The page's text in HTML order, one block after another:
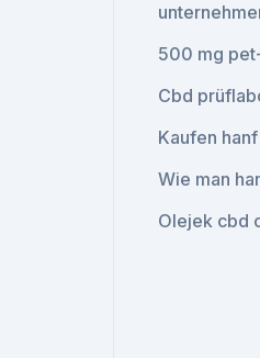
500 mg
Cbd
Kaufen
Wie man
Olejek cbd